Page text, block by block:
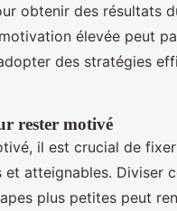
obtenir des résultats
élevée peut
des stratégies
rester motivé
il est crucial de
atteignables. Diviser
plus petites peut